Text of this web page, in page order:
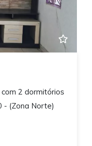
2 dormitórios
- (Zona Norte)